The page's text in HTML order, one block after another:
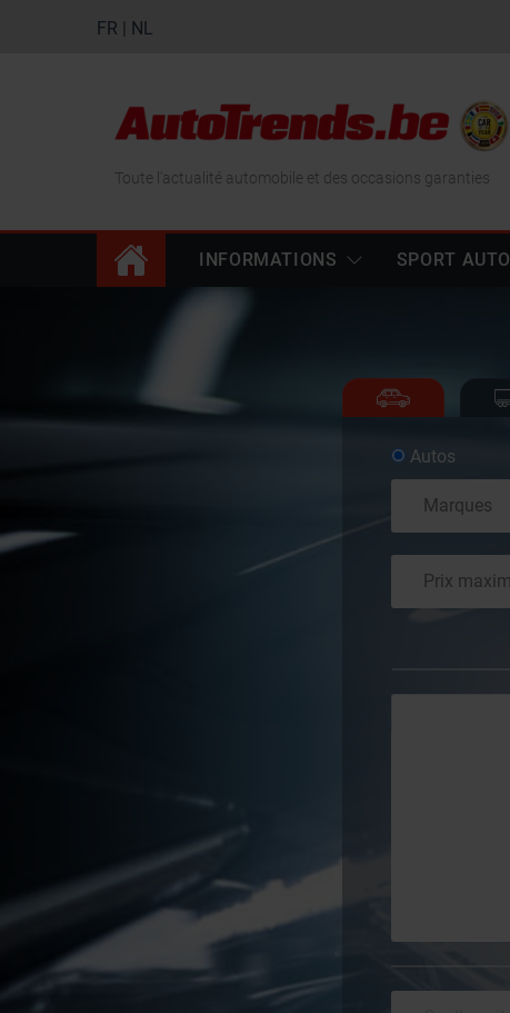
FR | NL
Toute l'actualité automobile et des occasions garanties
INFORMATIONS SPORT AUTO
Autos